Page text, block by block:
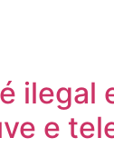
ilegal
e